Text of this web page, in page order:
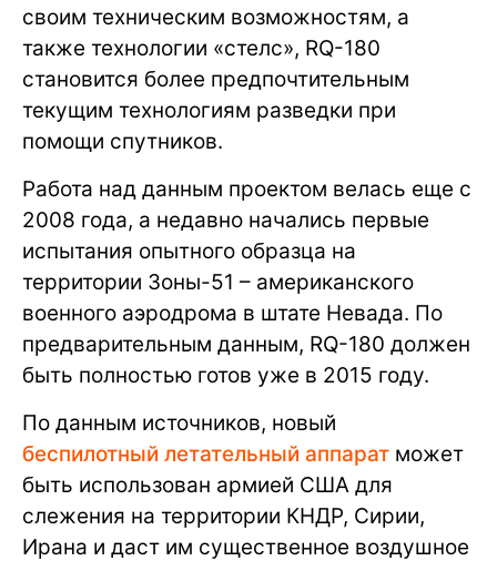
своим техническим возможностям, а
также технологии «стелс», RQ-180
становится более предпочтительным
текущим технологиям разведки при
помощи спутников.
Работа над данным проектом велась еще с
2008 года, а недавно начались первые
испытания опытного образца на
территории Зоны-51 – американского
военного аэродрома в штате Невада. По
предварительным данным, RQ-180 должен
быть полностью готов уже в 2015 году.
По данным источников, новый
беспилотный летательный аппарат может
быть использован армией США для
слежения на территории КНДР, Сирии,
Ирана и даст им существенное воздушное